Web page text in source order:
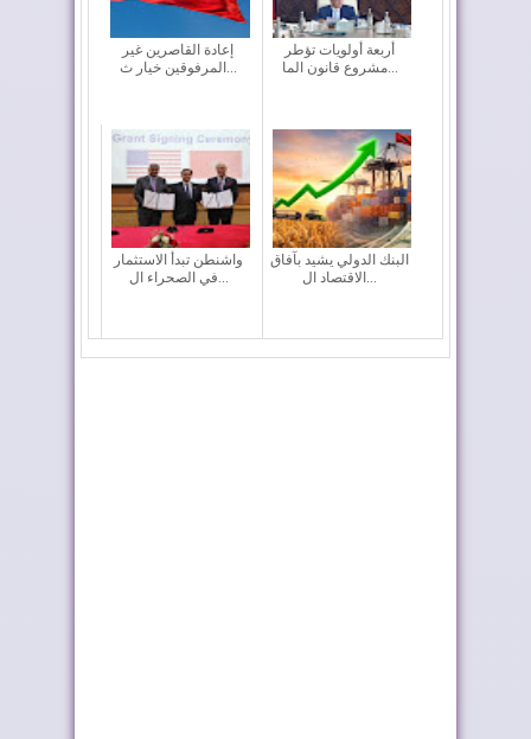
إعادة القاصرين غير
المرفوقين خيار ث...
أربعة أولويات تؤطر
مشروع قانون الما...
واشنطن تبدأ الاستثمار
في الصحراء ال...
البنك الدولي يشيد بآفاق
الاقتصاد ال...